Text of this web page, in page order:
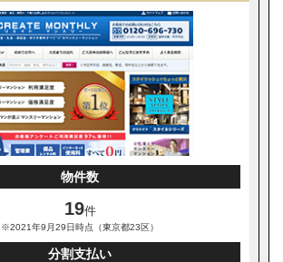
物件数
19件
※2021年9月29日時点（東京都23区）
分割支払い